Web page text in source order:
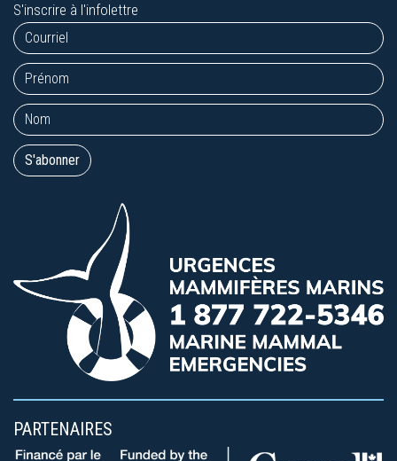
S'inscrire à l'infolettre
PARTENAIRES